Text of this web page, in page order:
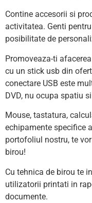
Contine accesorii si
activitatea. Genti
posibilitate de
Promoveaza-ti
cu un stick usb din
conectare USB este
DVD, nu ocupa spatiu
Mouse, tastatura,
echipamente specifice
portofoliul nostru, te
birou!
Cu tehnica de birou te
utilizatorii printati in
documente.